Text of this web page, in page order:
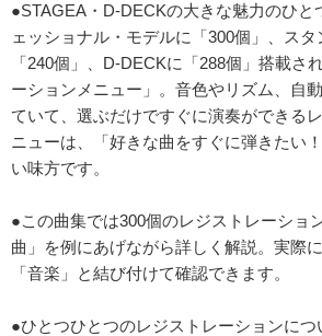
●STAGEA・D-DECKの大きな魅力のひと
ェッショナル・モデルに「300個」、ス
「240個」、D-DECKに「288個」搭載さ
ーションメニュー」。音色やリズム、自
ていて、選ぶだけですぐに演奏ができる
ニューは、「好きな曲をすぐに弾きたい
い味方です。
●この曲集では300個のレジストレーショ
曲」を例にあげながら詳しく解説。実際
「音楽」と結び付けて確認できます。
●ひとつひとつのレジストレーションに